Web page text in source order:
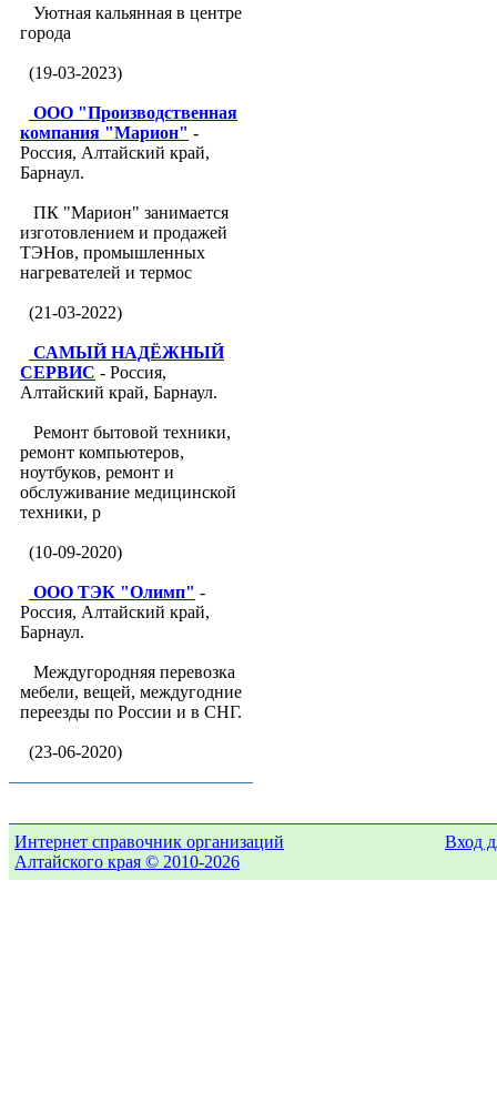
Уютная кальянная в центре
города
(19-03-2023)
ООО "Производственная
компания "Марион" -
Россия, Алтайский край,
Барнаул.
ПК "Марион" занимается
изготовлением и продажей
ТЭНов, промышленных
нагревателей и термос
(21-03-2022)
САМЫЙ НАДЁЖНЫЙ
СЕРВИС - Россия,
Алтайский край, Барнаул.
Ремонт бытовой техники,
ремонт компьютеров,
ноутбуков, ремонт и
обслуживание медицинской
техники, р
(10-09-2020)
ООО ТЭК "Олимп" -
Россия, Алтайский край,
Барнаул.
Междугородняя перевозка
мебели, вещей, междугодние
переезды по России и в СНГ.
(23-06-2020)
Интернет справочник организаций
Алтайского края © 2010-2026
Вход